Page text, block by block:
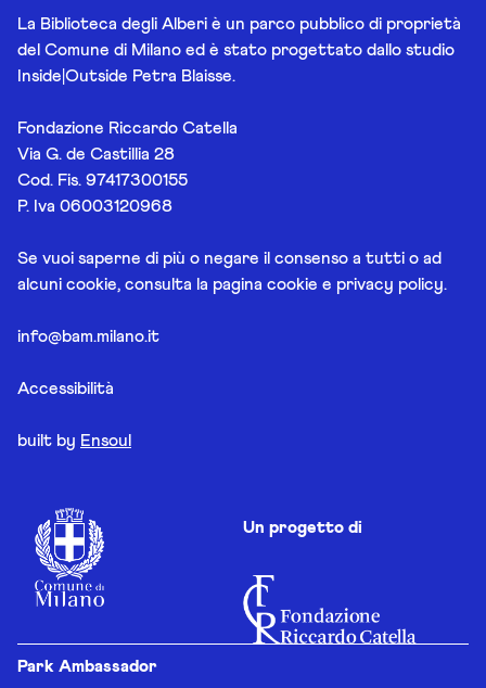
La Biblioteca degli Alberi è un parco pubblico di proprietà
del Comune di Milano ed è stato progettato dallo studio
Inside|Outside Petra Blaisse.
Fondazione Riccardo Catella
Via G. de Castillia 28
Cod. Fis. 97417300155
P. Iva 06003120968
Se vuoi saperne di più o negare il consenso a tutti o ad
alcuni cookie, consulta la pagina cookie e privacy policy.
info@bam.milano.it
Accessibilità
built by Ensoul
Un progetto di
Park Ambassador